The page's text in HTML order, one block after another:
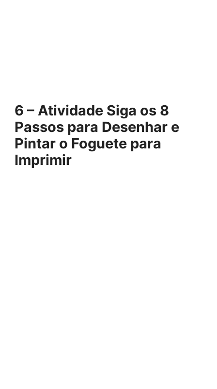
6 – Atividade Siga os 8
Passos para Desenhar e
Pintar o Foguete para
Imprimir